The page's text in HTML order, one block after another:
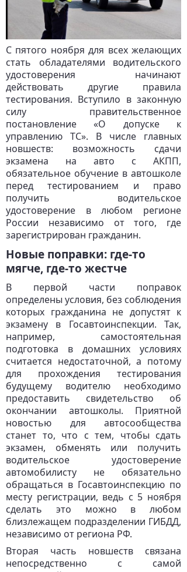
С пятого ноября для всех желающих
стать обладателями водительского
удостоверения начинают
действовать другие правила
тестирования. Вступило в законную
силу правительственное
постановление «О допуске к
управлению ТС». В числе главных
новшеств: возможность сдачи
экзамена на авто с АКПП,
обязательное обучение в автошколе
перед тестированием и право
получить водительское
удостоверение в любом регионе
России независимо от того, где
зарегистрирован гражданин.
Новые поправки: где-то
мягче, где-то жестче
В первой части поправок
определены условия, без соблюдения
которых гражданина не допустят к
экзамену в Госавтоинспекции. Так,
например, самостоятельная
подготовка в домашних условиях
считается недостаточной, а потому
для прохождения тестирования
будущему водителю необходимо
предоставить свидетельство об
окончании автошколы. Приятной
новостью для автосообщества
станет то, что с тем, чтобы сдать
экзамен, обменять или получить
водительское удостоверение
автомобилисту не обязательно
обращаться в Госавтоинспекцию по
месту регистрации, ведь с 5 ноября
сделать это можно в любом
близлежащем подразделении ГИБДД,
независимо от региона РФ.
Вторая часть новшеств связана
непосредственно с самой